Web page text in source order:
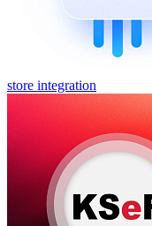
store integration